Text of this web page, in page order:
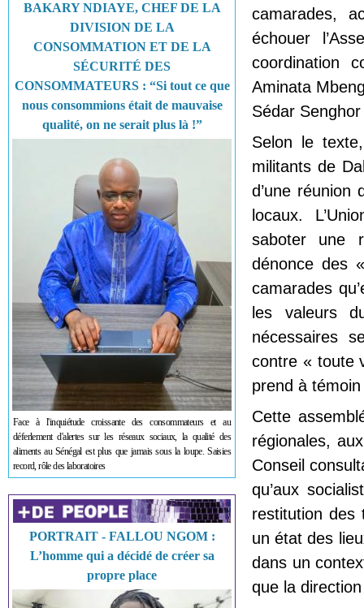
BAKARY NDIAYE, CHEF DE LA
DIVISION DE LA
CONSOMMATION ET DE LA
SÉCURITÉ DES
CONSOMMATEURS : “Si tout ce que
nous consommions était de mauvaise
qualité, on ne serait plus là !”
Face à l'inquiétude croissante des consommateurs et au
déferlement d'alertes sur les réseaux sociaux, la qualité des
aliments au Sénégal est plus que jamais sous la loupe. Saisies
record, rôle des laboratoires
PORTRAIT - FALLOU NGOM :
L’homme qui a décidé de créer sa
propre place
camarades,
échouer
coordination
Aminata
Sédar
Selon le
militants de
d’une réunion
locaux.
saboter une
dénonce des
camarades
les valeurs
nécessaires
contre « toute
prend à
Cette
régionales,
Conseil
qu’aux
restitution des
un état des
dans un
que la